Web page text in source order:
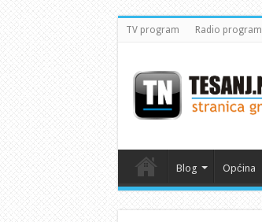
TV program Radio program
Blog Općina